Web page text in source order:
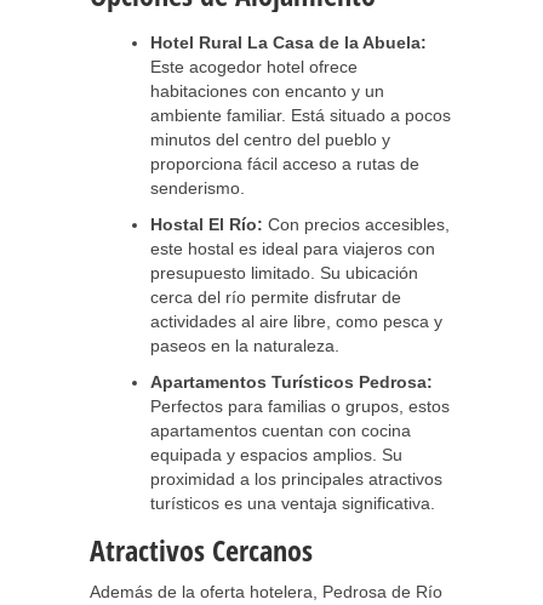
Hotel Rural La Casa de la Abuela:
Este acogedor hotel ofrece
habitaciones con encanto y un
ambiente familiar. Está situado a pocos
minutos del centro del pueblo y
proporciona fácil acceso a rutas de
senderismo.
Hostal El Río: Con precios accesibles,
este hostal es ideal para viajeros con
presupuesto limitado. Su ubicación
cerca del río permite disfrutar de
actividades al aire libre, como pesca y
paseos en la naturaleza.
Apartamentos Turísticos Pedrosa:
Perfectos para familias o grupos, estos
apartamentos cuentan con cocina
equipada y espacios amplios. Su
proximidad a los principales atractivos
turísticos es una ventaja significativa.
Atractivos Cercanos
Además de la oferta hotelera, Pedrosa de Río